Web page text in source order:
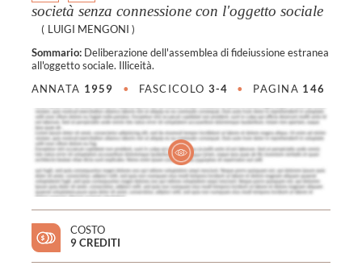
società senza connessione con l'oggetto sociale
( LUIGI MENGONI )
Sommario:Deliberazione dell'assemblea di fideiussione estranea
all'oggetto sociale. Illiceità.
ANNATA 1959 • FASCICOLO 3-4 • PAGINA 146
COSTO
9 CREDITI